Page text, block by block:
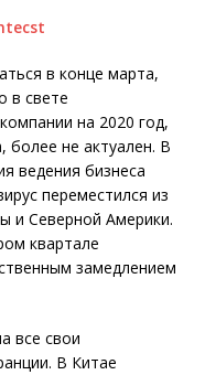
в конце марта,
в свете
на 2020 год,
более не актуален. В
ведения бизнеса
переместился из
и Северной Америки.
квартале
замедлением
все свои
В Китае